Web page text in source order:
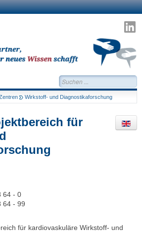
Suchen...
Wirkstoff- und Diagnostikaforschung
für
64 - 0
64 - 99
für kardiovaskuläre Wirkstoff- und